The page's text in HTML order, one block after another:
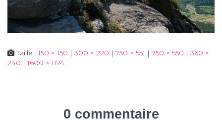
Taille :150 × 150 | 300 × 220 | 750 × 551 | 750 × 550 | 360 ×
240 | 1600 × 1174
0 commentaire